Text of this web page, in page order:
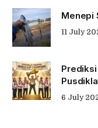
Menepi
11 July
Prediksi
6 July